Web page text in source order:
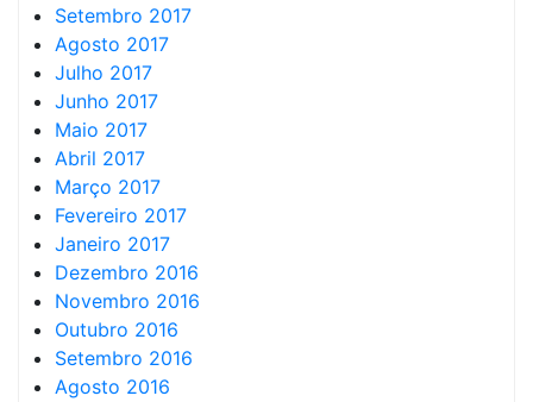
Setembro 2017
Agosto 2017
Julho 2017
Junho 2017
Maio 2017
Abril 2017
Março 2017
Fevereiro 2017
Janeiro 2017
Dezembro 2016
Novembro 2016
Outubro 2016
Setembro 2016
Agosto 2016